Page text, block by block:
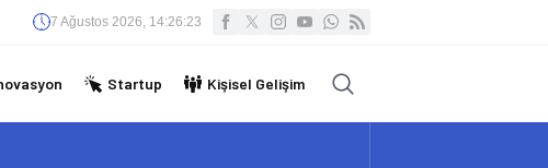
7 Ağustos 2026, 14:26:24
Startup Kişisel Gelişim